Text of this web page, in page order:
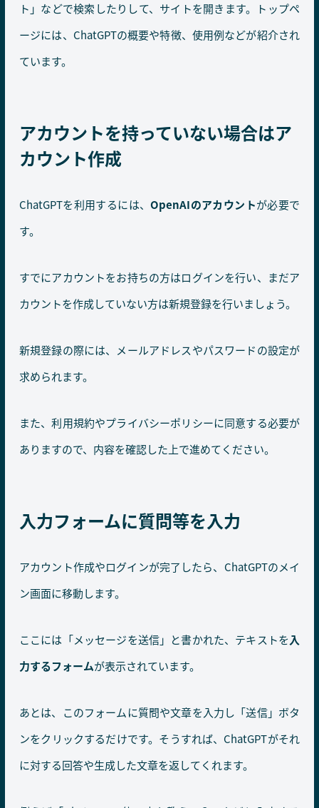
ト」などで検索したりして、サイトを開きます。トップペ
ージには、ChatGPTの概要や特徴、使用例などが紹介され
ています。
アカウントを持っていない場合はア
カウント作成
ChatGPTを利用するには、OpenAIのアカウントが必要で
す。
すでにアカウントをお持ちの方はログインを行い、まだア
カウントを作成していない方は新規登録を行いましょう。
新規登録の際には、メールアドレスやパスワードの設定が
求められます。
また、利用規約やプライバシーポリシーに同意する必要が
ありますので、内容を確認した上で進めてください。
入力フォームに質問等を入力
アカウント作成やログインが完了したら、ChatGPTのメイ
ン画面に移動します。
ここには「メッセージを送信」と書かれた、テキストを入
力するフォームが表示されています。
あとは、このフォームに質問や文章を入力し「送信」ボタ
ンをクリックするだけです。そうすれば、ChatGPTがそれ
に対する回答や生成した文章を返してくれます。